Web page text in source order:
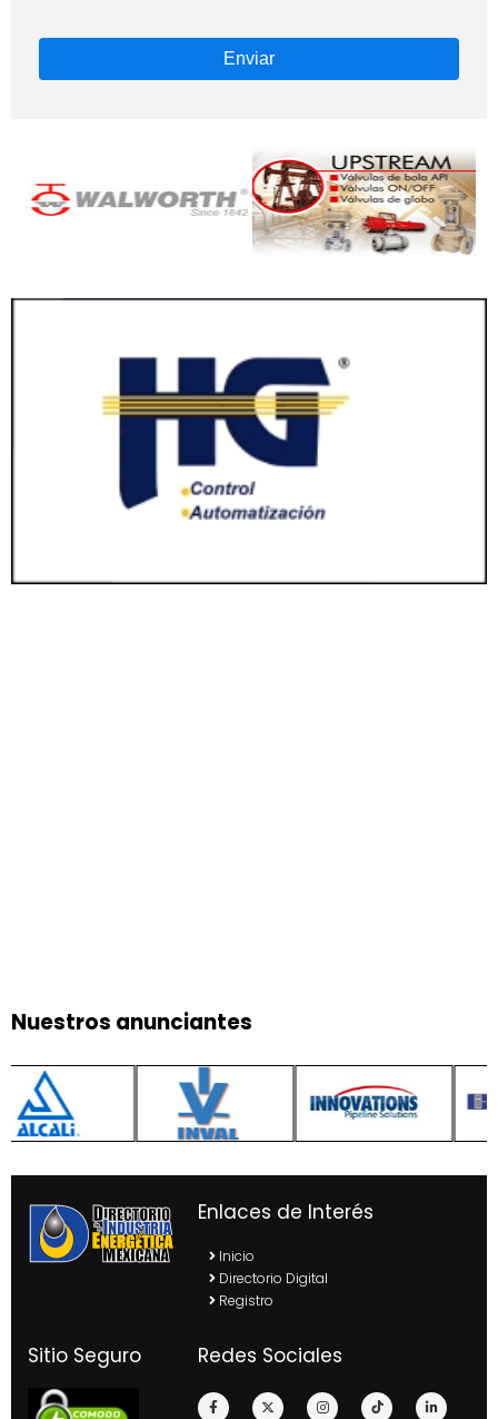
Enviar
Nuestros anunciantes
Enlaces de Interés
Inicio
Directorio Digital
Registro
Sitio Seguro Redes Sociales